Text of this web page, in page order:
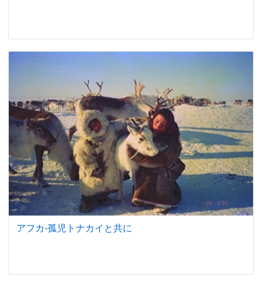
アフカ-孤児トナカイと共に